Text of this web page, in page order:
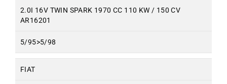
2.0I 16V TWIN SPARK 1970 CC 110 KW / 150 CV
AR16201
5/95>5/98
FIAT